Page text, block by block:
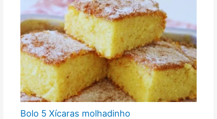
Bolo 5 Xícaras molhadinho